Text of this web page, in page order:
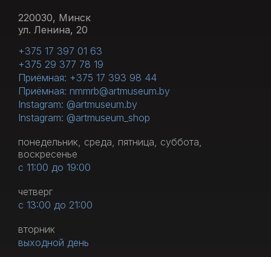
220030, Минск
ул. Ленина, 20
+375 17 397 01 63
+375 29 377 78 19
Приёмная: +375 17 393 98 44
Приёмная: nmmrb@artmuseum.by
Instagram: @artmuseum.by
Instagram: @artmuseum_shop
понедельник, среда, пятница, суббота,
воскресенье
с 11:00 до 19:00
четверг
с 13:00 до 21:00
вторник
выходной день